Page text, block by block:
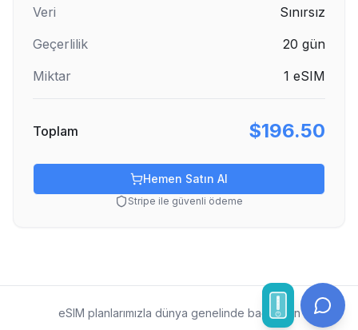
Veri
Sınırsız
Geçerlilik
20 gün
Miktar
1 eSIM
Toplam $196.50
Hemen Satın Al
Stripe ile güvenli ödeme
eSIM planlarımızla dünya genelinde bağlı kalın